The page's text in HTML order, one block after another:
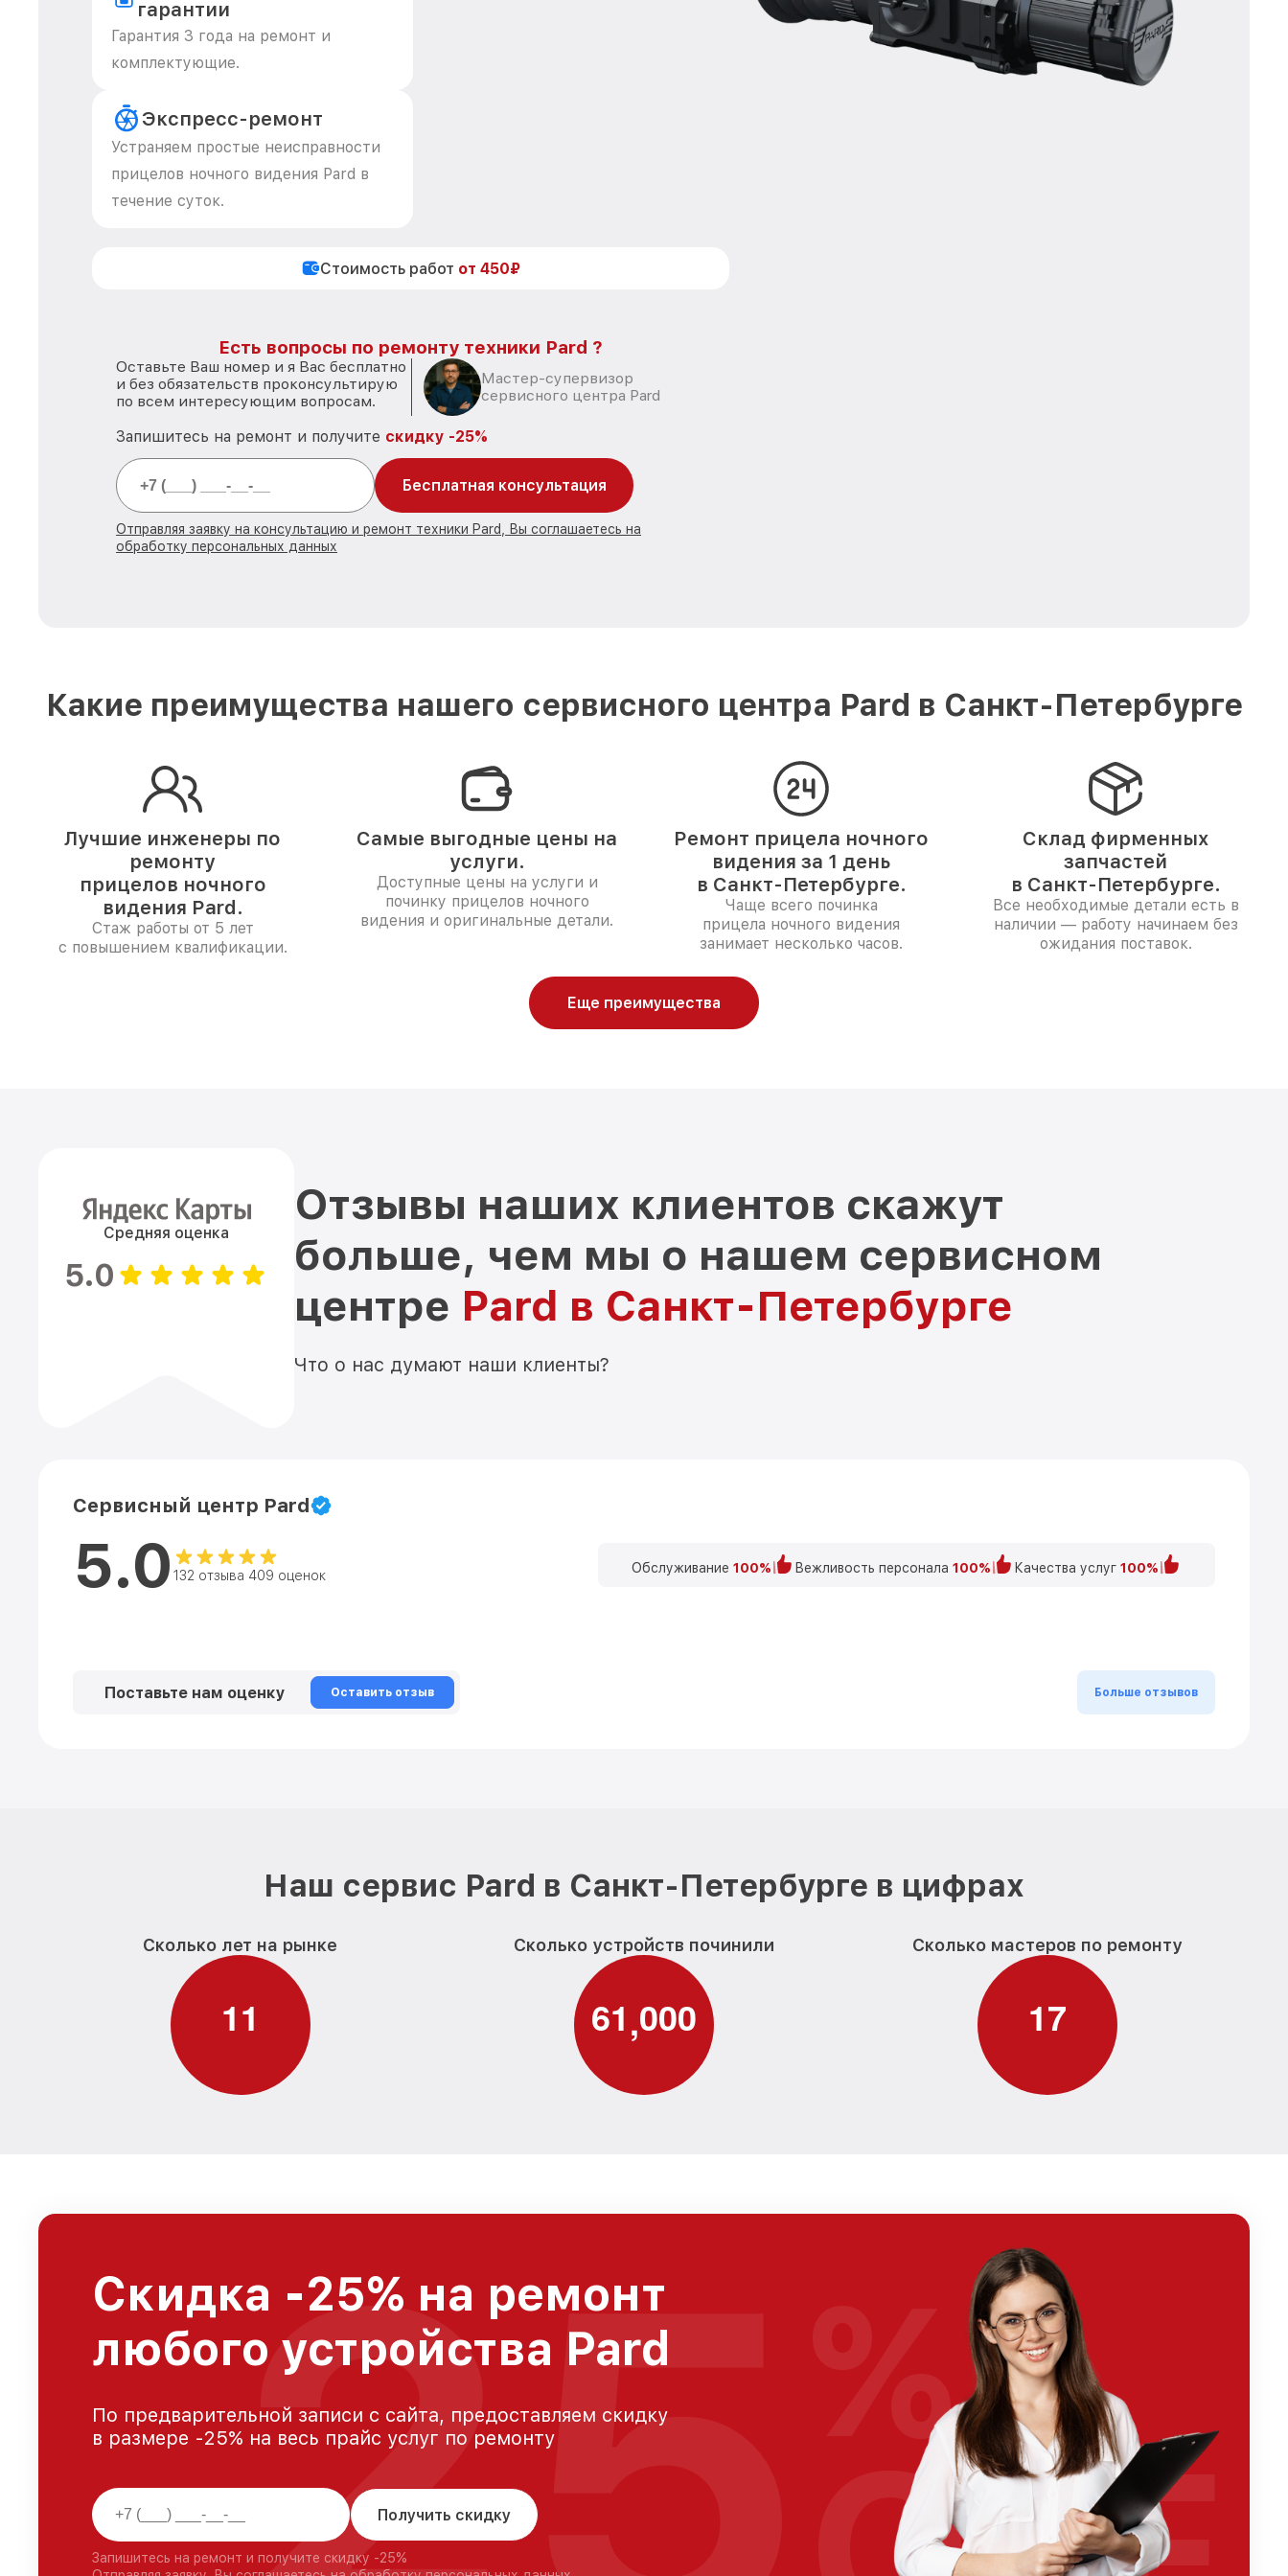
гарантии
Гарантия 3 года на ремонт и
комплектующие.
Экспресс-ремонт
Устраняем простые неисправности
прицелов ночного видения Pard в
течение суток.
Стоимость работ от 450₽
Есть вопросы по ремонту техники Pard ?
Оставьте Ваш номер и я Вас бесплатно
и без обязательств проконсультирую
по всем интересующим вопросам.
Мастер-супервизор
сервисного центра Pard
Запишитесь на ремонт и получите скидку -25%
Бесплатная консультация
Отправляя заявку на консультацию и ремонт техники Pard, Вы соглашаетесь на
обработку персональных данных
Какие преимущества нашего сервисного центра Pard в Санкт-Петербурге
Лучшие инженеры по
ремонту
прицелов ночного
видения Pard.
Стаж работы от 5 лет
с повышением квалификации.
Самые выгодные цены на
услуги.
Доступные цены на услуги и
починку прицелов ночного
видения и оригинальные детали.
Ремонт прицела ночного
видения за 1 день
в Санкт-Петербурге.
Чаще всего починка
прицела ночного видения
занимает несколько часов.
Склад фирменных
запчастей
в Санкт-Петербурге.
Все необходимые детали есть в
наличии — работу начинаем без
ожидания поставок.
Еще преимущества
Средняя оценка
5.0
Отзывы наших клиентов скажут
больше, чем мы о нашем сервисном
центре Pard в Санкт-Петербурге
Что о нас думают наши клиенты?
Сервисный центр Pard
5.0 132 отзыва 409 оценок Обслуживание 100% Вежливость персонала 100% Качества услуг 100%
Поставьте нам оценку Оставить отзыв Больше отзывов
Наш сервис Pard в Санкт-Петербурге в цифрах
Сколько лет на рынке
11
Сколько устройств починили
61,000
Сколько мастеров по ремонту
17
Скидка -25% на ремонт
любого устройства Pard
По предварительной записи с сайта, предоставляем скидку
в размере -25% на весь прайс услуг по ремонту
Получить скидку
Запишитесь на ремонт и получите скидку -25%
25 %